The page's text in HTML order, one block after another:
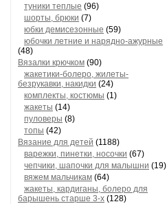
туники теплые (96)
шорты, брюки (7)
юбки демисезонные (59)
юбочки летние и нарядно-ажурные
(48)
Вязалки крючком (90)
жакетики-болеро, жилеты-
безрукавки, накидки (24)
комплекты, костюмы (1)
жакеты (14)
пуловеры (8)
топы (42)
Вязание для детей (1188)
варежки, пинетки, носочки (67)
чепчики, шапочки для малышни (19)
вяжем мальчикам (64)
жакеты, кардиганы, болеро для
барышень старше 3-х (128)